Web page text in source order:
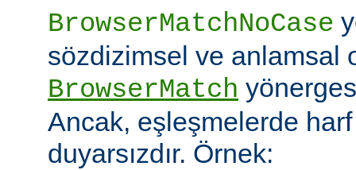
BrowserMatchNoCase
sözdizimsel ve anlamsal
BrowserMatch
Ancak, eşleşmelerde
duyarsızdır. Örnek: